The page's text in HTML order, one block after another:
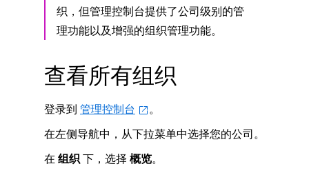
织，但管理控制台提供了公司级别的管
理功能以及增强的组织管理功能。
查看所有组织
登录到 管理控制台
。
在左侧导航中，从下拉菜单中选择您的公司。
在 组织下，选择 概览。